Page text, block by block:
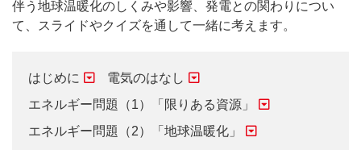
伴う地球温暖化のしくみや影響、発電との関わりについ
て、スライドやクイズを通して一緒に考えます。
はじめに
電気のはなし
エネルギー問題（1）「限りある資源」
エネルギー問題（2）「地球温暖化」